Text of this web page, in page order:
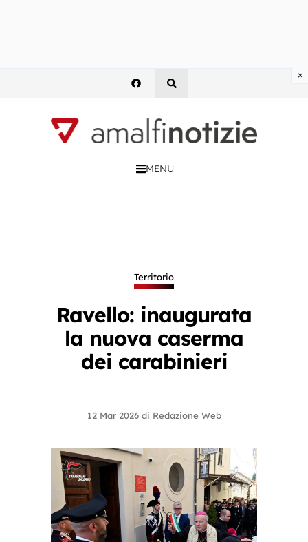
MENU
Territorio
Ravello: inaugurata
la nuova caserma
dei carabinieri
12 Mar 2026 di Redazione Web
×